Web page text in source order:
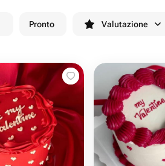
Pronto Valutazione